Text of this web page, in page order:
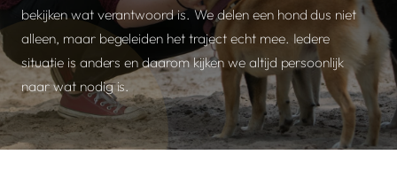
bekijken wat verantwoord is. We delen een hond dus niet
alleen, maar begeleiden het traject echt mee. Iedere
situatie is anders en daarom kijken we altijd persoonlijk
naar wat nodig is.